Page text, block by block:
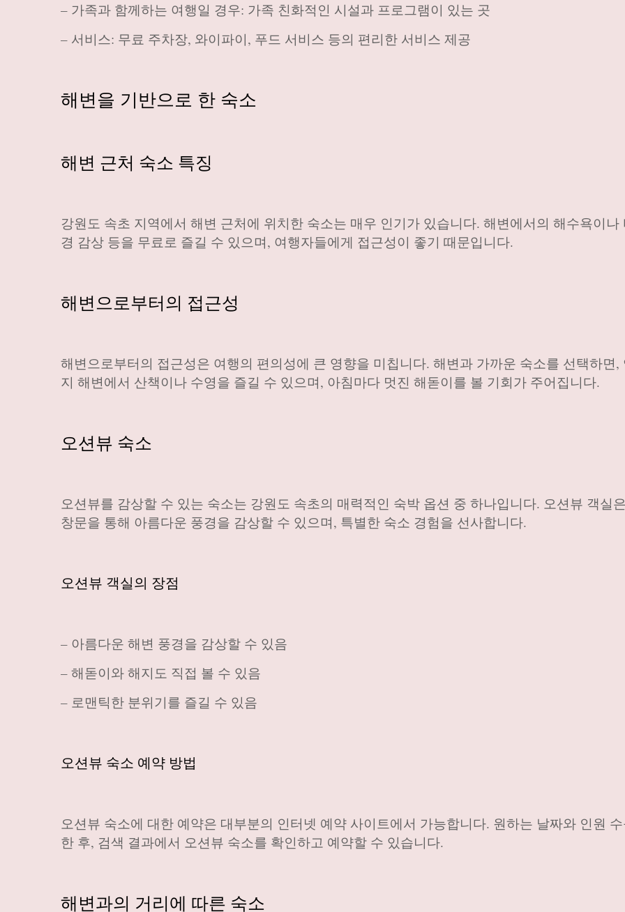
– 가족과 함께하는 여행일 경우: 가족 친화적인 시설과 프로그램이 있는 곳
– 서비스: 무료 주차장, 와이파이, 푸드 서비스 등의 편리한 서비스 제공
해변을 기반으로 한 숙소
해변 근처 숙소 특징
강원도 속초 지역에서 해변 근처에 위치한 숙소는 매우 인기가 있습니다. 해변에서의 해수욕이나
경 감상 등을 무료로 즐길 수 있으며, 여행자들에게 접근성이 좋기 때문입니다.
해변으로부터의 접근성
해변으로부터의 접근성은 여행의 편의성에 큰 영향을 미칩니다. 해변과 가까운 숙소를 선택하면,
지 해변에서 산책이나 수영을 즐길 수 있으며, 아침마다 멋진 해돋이를 볼 기회가 주어집니다.
오션뷰 숙소
오션뷰를 감상할 수 있는 숙소는 강원도 속초의 매력적인 숙박 옵션 중 하나입니다. 오션뷰 객실
창문을 통해 아름다운 풍경을 감상할 수 있으며, 특별한 숙소 경험을 선사합니다.
오션뷰 객실의 장점
– 아름다운 해변 풍경을 감상할 수 있음
– 해돋이와 해지도 직접 볼 수 있음
– 로맨틱한 분위기를 즐길 수 있음
오션뷰 숙소 예약 방법
오션뷰 숙소에 대한 예약은 대부분의 인터넷 예약 사이트에서 가능합니다. 원하는 날짜와 인원
한 후, 검색 결과에서 오션뷰 숙소를 확인하고 예약할 수 있습니다.
해변과의 거리에 따른 숙소